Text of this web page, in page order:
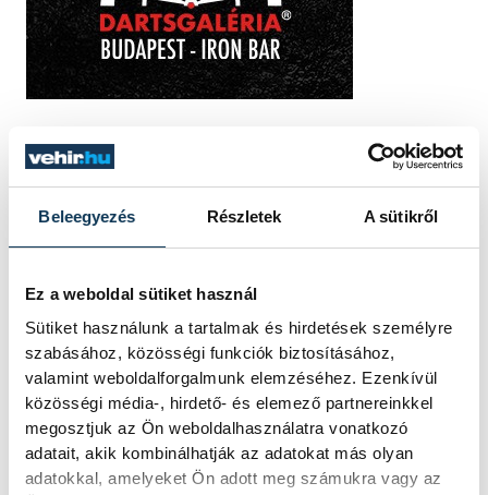
Beleegyezés Részletek A sütikről
Ez a weboldal sütiket használ
Sütiket használunk a tartalmak és hirdetések személyre
szabásához, közösségi funkciók biztosításához,
valamint weboldalforgalmunk elemzéséhez. Ezenkívül
közösségi média-, hirdető- és elemező partnereinkkel
megosztjuk az Ön weboldalhasználatra vonatkozó
adatait, akik kombinálhatják az adatokat más olyan
adatokkal, amelyeket Ön adott meg számukra vagy az
TOVÁBBI CIKKEK
TÁMOGATOTT TARTALOM
Veszprém és a kézilabda:
hogyan lett egy
dunántúli város Európa
egyik kézilabdafővárosa
Magyarországon a kézilabda nem
csupán egy sport a sok közül. Ez az a